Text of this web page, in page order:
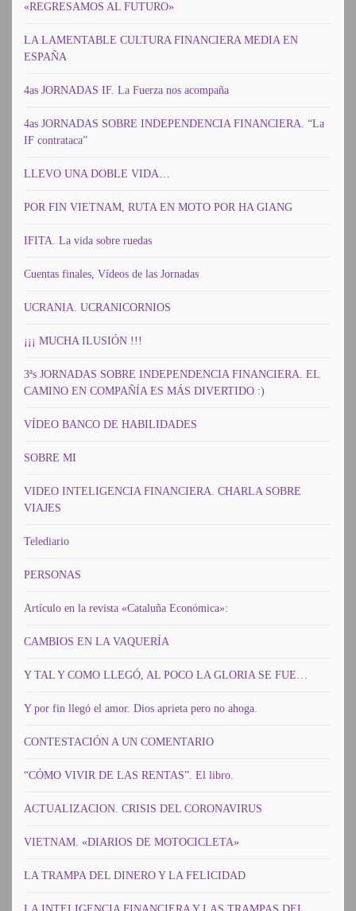
«REGRESAMOS AL FUTURO»
LA LAMENTABLE CULTURA FINANCIERA MEDIA EN
ESPAÑA
4as JORNADAS IF. La Fuerza nos acompaña
4as JORNADAS SOBRE INDEPENDENCIA FINANCIERA. “La
IF contrataca”
LLEVO UNA DOBLE VIDA…
POR FIN VIETNAM, RUTA EN MOTO POR HA GIANG
IFITA. La vida sobre ruedas
Cuentas finales, Vídeos de las Jornadas
UCRANIA. UCRANICORNIOS
¡¡¡ MUCHA ILUSIÓN !!!
3ªs JORNADAS SOBRE INDEPENDENCIA FINANCIERA. EL
CAMINO EN COMPAÑÍA ES MÁS DIVERTIDO :)
VÍDEO BANCO DE HABILIDADES
SOBRE MI
VIDEO INTELIGENCIA FINANCIERA. CHARLA SOBRE
VIAJES
Telediario
PERSONAS
Artículo en la revista «Cataluña Económica»:
CAMBIOS EN LA VAQUERÍA
Y TAL Y COMO LLEGÓ, AL POCO LA GLORIA SE FUE…
Y por fin llegó el amor. Dios aprieta pero no ahoga.
CONTESTACIÓN A UN COMENTARIO
“CÓMO VIVIR DE LAS RENTAS”. El libro.
ACTUALIZACION. CRISIS DEL CORONAVIRUS
VIETNAM. «DIARIOS DE MOTOCICLETA»
LA TRAMPA DEL DINERO Y LA FELICIDAD